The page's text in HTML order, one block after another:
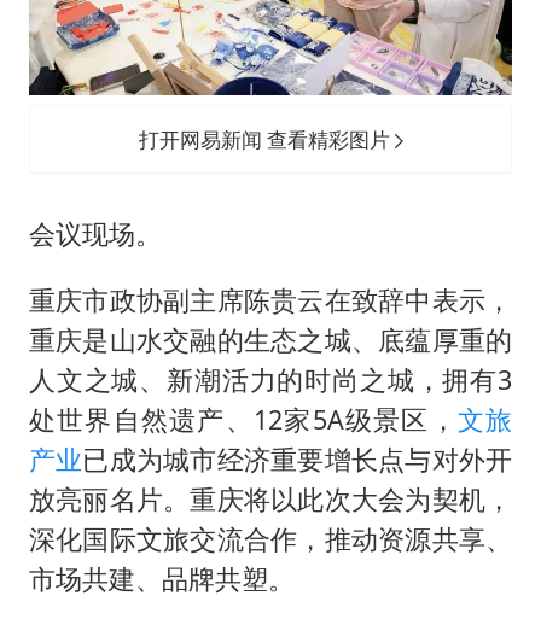
打开网易新闻 查看精彩图片
会议现场。
重庆市政协副主席陈贵云在致辞中表示，
重庆是山水交融的生态之城、底蕴厚重的
人文之城、新潮活力的时尚之城，拥有3
处世界自然遗产、12家5A级景区， 文旅
产业已成为城市经济重要增长点与对外开
放亮丽名片。重庆将以此次大会为契机，
深化国际文旅交流合作，推动资源共享、
市场共建、品牌共塑。